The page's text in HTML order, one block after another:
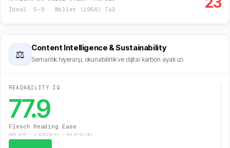
İdeal: 5–9 · Miller (1956) 7±2
⚖
Content Intelligence & Sustainability
Semantik hiyerarşi, okunabilirlik ve dijital karbon ayak izi.
READABILITY IQ
77.9
Flesch Reading Ease
206.835 − 1.015(W/S) − 84.6(Sy/W)